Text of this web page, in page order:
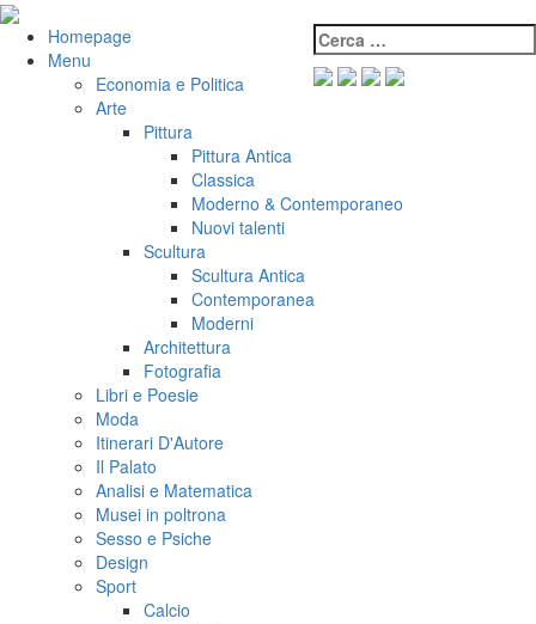
Salta
contenuto
VeniVidiVici Cerca:
Homepage
Menu
Economia e Politica
Arte
Pittura
Pittura Antica
Classica
Moderno & Contemporaneo
Nuovi talenti
Scultura
Scultura Antica
Contemporanea
Moderni
Architettura
Fotografia
Libri e Poesie
Moda
Itinerari D'Autore
Il Palato
Analisi e Matematica
Musei in poltrona
Sesso e Psiche
Design
Sport
Calcio